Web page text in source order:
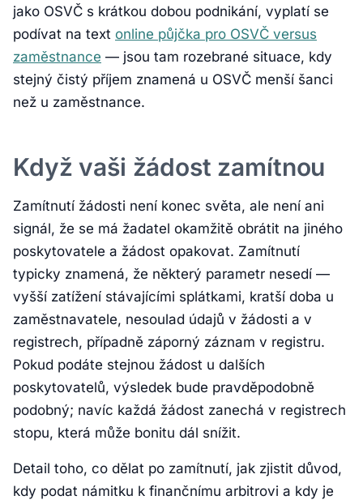
jako OSVČ s krátkou dobou podnikání, vyplatí se
podívat na text online půjčka pro OSVČ versus
zaměstnance — jsou tam rozebrané situace, kdy
stejný čistý příjem znamená u OSVČ menší šanci
než u zaměstnance.
Když vaši žádost zamítnou
Zamítnutí žádosti není konec světa, ale není ani
signál, že se má žadatel okamžitě obrátit na jiného
poskytovatele a žádost opakovat. Zamítnutí
typicky znamená, že některý parametr nesedí —
vyšší zatížení stávajícími splátkami, kratší doba u
zaměstnavatele, nesoulad údajů v žádosti a v
registrech, případně záporný záznam v registru.
Pokud podáte stejnou žádost u dalších
poskytovatelů, výsledek bude pravděpodobně
podobný; navíc každá žádost zanechá v registrech
stopu, která může bonitu dál snížit.
Detail toho, co dělat po zamítnutí, jak zjistit důvod,
kdy podat námitku k finančnímu arbitrovi a kdy je